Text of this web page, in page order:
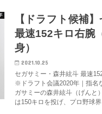
【ドラフト候補
最速152キロ右腕
身）
2021.10.25
セガサミー・森井絃斗 最速
※ドラフト会議2020年｜指名
ガサミーの森井絃斗（げんと
は150キロを投げ、プロ野球